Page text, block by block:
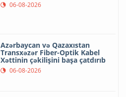
06-08-2026
Azərbaycan və Qazaxıstan
Transxəzər Fiber-Optik Kabel
Xəttinin çəkilişini başa çatdırıb
06-08-2026